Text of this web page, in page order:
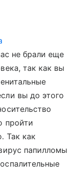
не брали еще
так как вы
вы до этого
пройти
Так как
папилломы